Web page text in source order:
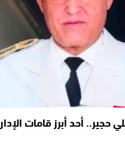
أحد أبرز قامات